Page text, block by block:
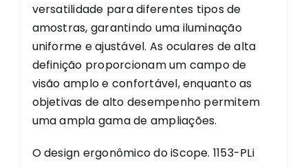
versatilidade para diferentes tipos de
amostras, garantindo uma iluminação
uniforme e ajustável. As oculares de alta
definição proporcionam um campo de
visão amplo e confortável, enquanto as
objetivas de alto desempenho permitem
uma ampla gama de ampliações.
O design ergonômico do iScope. 1153-PLi